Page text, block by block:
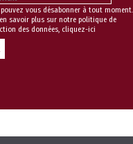
vous désabonner à tout moment.
savoir plus sur notre politique de
des données, cliquez-ici